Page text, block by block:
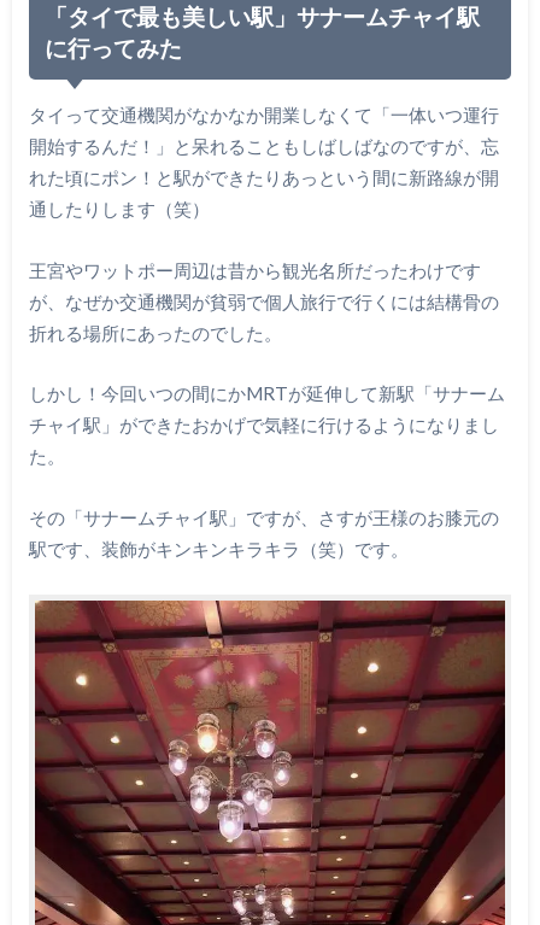
「タイで最も美しい駅」サナームチャイ駅
に行ってみた
タイって交通機関がなかなか開業しなくて「一体いつ運行
開始するんだ！」と呆れることもしばしばなのですが、忘
れた頃にポン！と駅ができたりあっという間に新路線が開
通したりします（笑）
王宮やワットポー周辺は昔から観光名所だったわけです
が、なぜか交通機関が貧弱で個人旅行で行くには結構骨の
折れる場所にあったのでした。
しかし！今回いつの間にかMRTが延伸して新駅「サナーム
チャイ駅」ができたおかげで気軽に行けるようになりまし
た。
その「サナームチャイ駅」ですが、さすが王様のお膝元の
駅です、装飾がキンキンキラキラ（笑）です。